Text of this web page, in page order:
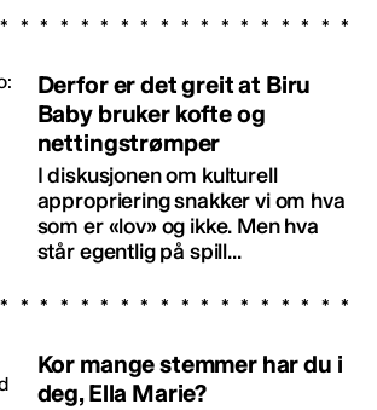
Derfor er det greit at Biru
Baby bruker kofte og
nettingstrømper
I diskusjonen om kulturell
appropriering snakker vi om hva
som er «lov» og ikke. Men hva
står egentlig på spill...
Kor mange stemmer har du i
deg, Ella Marie?